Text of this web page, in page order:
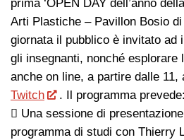
prima ‘OPEN DAY dell’anno
Arti Plastiche – Pavillon Bosio
giornata il pubblico è invitato ad
gli insegnanti, nonché esplorare
anche on line, a partire dalle 11,
Twitch
. Il programma prevede:
 Una sessione di
programma di studi con Thierry